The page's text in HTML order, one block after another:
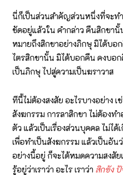
นี่ก็เป็นส่วนสำคัญส่วนหนึ่งที่จะท
ชัดอยู่แล้วใน คำกล่าว คืนสิกขานั้
หมายถึงสิกขาอย่างภิกษุ มิได้บอ
ไตรสิกขานั้น มิได้บอกคืน คงบอ
เป็นภิกษุ ไปสู่ความเป็นฆราวาส
ทีนี้ไม่ต้องสงสัย อะไรบางอย่าง
สังฆกรรม การลาสิกขา ไม่ต้องท
ตัว แล้วเป็นเรื่องส่วนบุคคล ไม่ได้
เพื่อทำเป็นสังฆกรรม แล้วเป็นอั
อย่างนี้อยู่ ก็จะได้หมดความสงสั
รู้อยู่ว่าเราว่า อะไร เราว่า สิกขัง